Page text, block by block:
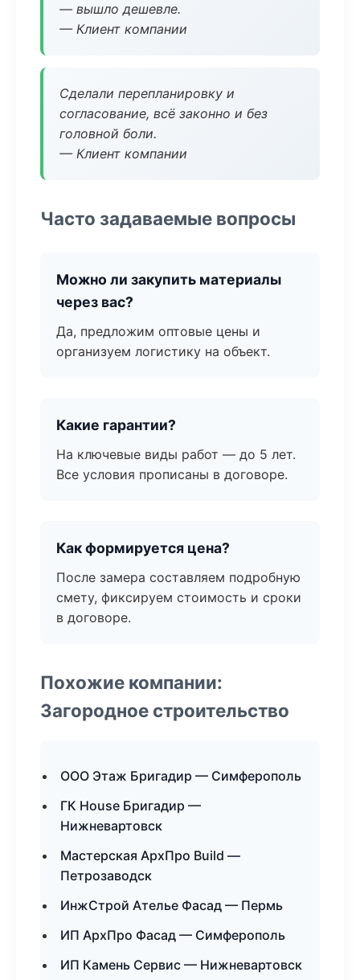
— вышло дешевле.
— Клиент компании
Сделали перепланировку и
согласование, всё законно и без
головной боли.
— Клиент компании
Часто задаваемые вопросы
Можно ли закупить материалы
через вас?
Да, предложим оптовые цены и
организуем логистику на объект.
Какие гарантии?
На ключевые виды работ — до 5 лет.
Все условия прописаны в договоре.
Как формируется цена?
После замера составляем подробную
смету, фиксируем стоимость и сроки
в договоре.
Похожие компании:
Загородное строительство
ООО Этаж Бригадир — Симферополь
ГК House Бригадир —
Нижневартовск
Мастерская АрхПро Build —
Петрозаводск
ИнжСтрой Ателье Фасад — Пермь
ИП АрхПро Фасад — Симферополь
ИП Камень Сервис — Нижневартовск